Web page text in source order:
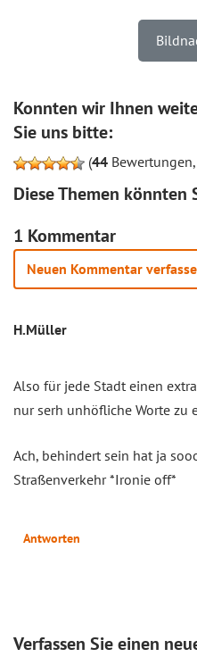
Konnten wir Ihnen
Sie uns bitte:
(44
Diese Themen könnten
1 Kommentar
Neuen Kommentar
H.Müller
Also für jede Stadt einen
nur serh unhöfliche Worte zu
Ach, behindert sein hat ja
Straßenverkehr *Ironie off*
Antworten
Verfassen Sie einen